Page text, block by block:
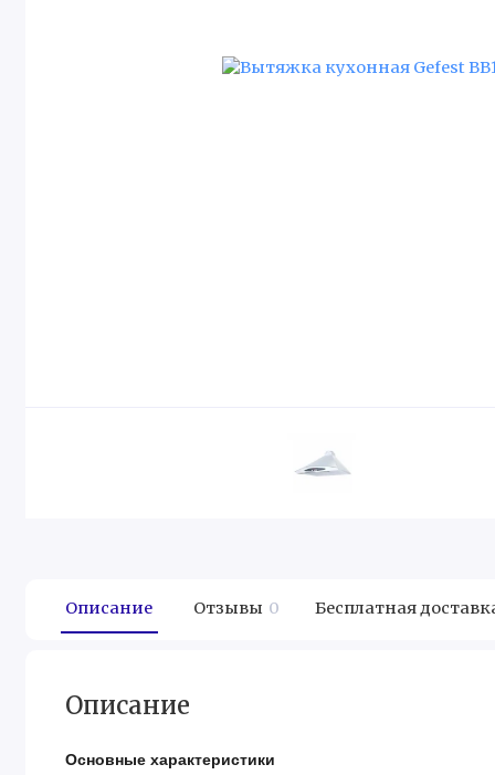
Описание Отзывы 0 Бесплатная
Описание
Основные характеристики